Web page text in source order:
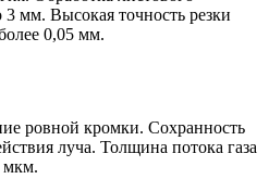
мм. Высокая точность резки
0,05 мм.
ровной кромки. Сохранность
луча. Толщина потока газа
мкм.